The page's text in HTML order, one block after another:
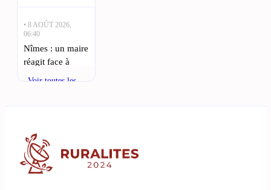
• 8 AOÛT 2026,
06:40
Nîmes : un maire
réagit face à
l’augmentation
à seulement 15
kilomètres à
Voir toutes les